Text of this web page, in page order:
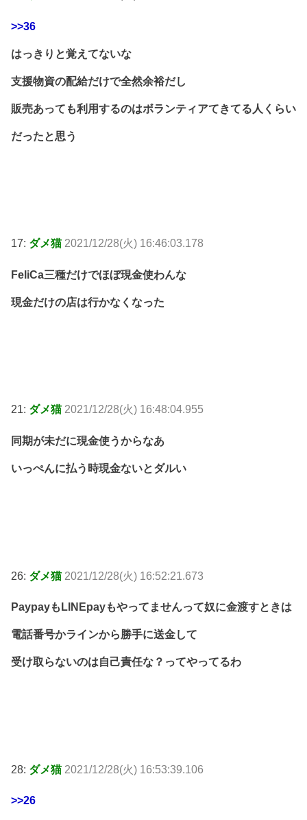
>>36
はっきりと覚えてないな
支援物資の配給だけで全然余裕だし
販売あっても利用するのはボランティアてきてる人くらい
だったと思う
17: ダメ猫 2021/12/28(火) 16:46:03.178
FeliCa三種だけでほぼ現金使わんな
現金だけの店は行かなくなった
21: ダメ猫 2021/12/28(火) 16:48:04.955
同期が未だに現金使うからなあ
いっぺんに払う時現金ないとダルい
26: ダメ猫 2021/12/28(火) 16:52:21.673
PaypayもLINEpayもやってませんって奴に金渡すときは
電話番号かラインから勝手に送金して
受け取らないのは自己責任な？ってやってるわ
28: ダメ猫 2021/12/28(火) 16:53:39.106
>>26